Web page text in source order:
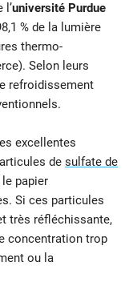
l’université Purdue
% de la lumière
thermo-
Selon leurs
refroidissement
excellentes
de sulfate de
papier
Si ces particules
très réfléchissante,
concentration trop
ou la